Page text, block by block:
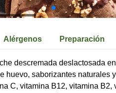
Alérgenos Preparación
descremada deslactosada
huevo, saborizantes naturales
C, vitamina B12, vitamina